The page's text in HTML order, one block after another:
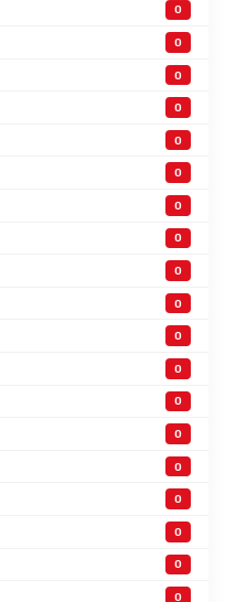
0
0
0
0
0
0
0
0
0
0
0
0
0
0
0
0
0
0
0